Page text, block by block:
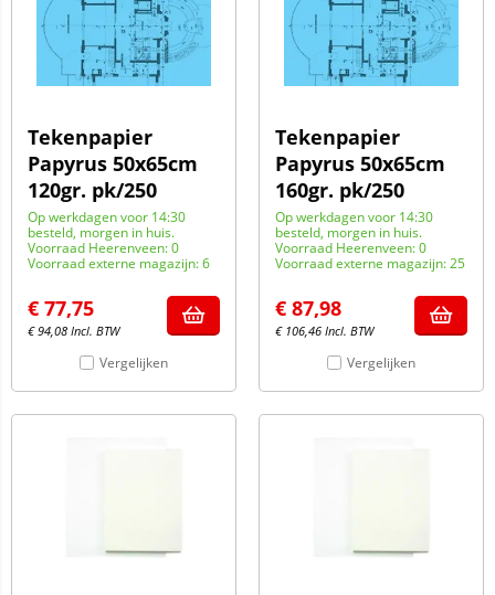
Tekenpapier
Papyrus 50x65cm
120gr. pk/250
Op werkdagen voor 14:30
besteld, morgen in huis.
Voorraad Heerenveen: 0
Voorraad externe magazijn: 6
€ 77,75
€94,08 Incl. BTW
Vergelijken
Tekenpapier
Papyrus 50x65cm
160gr. pk/250
Op werkdagen voor 14:30
besteld, morgen in huis.
Voorraad Heerenveen: 0
Voorraad externe magazijn: 25
€ 87,98
€ 106,46 Incl. BTW
Vergelijken